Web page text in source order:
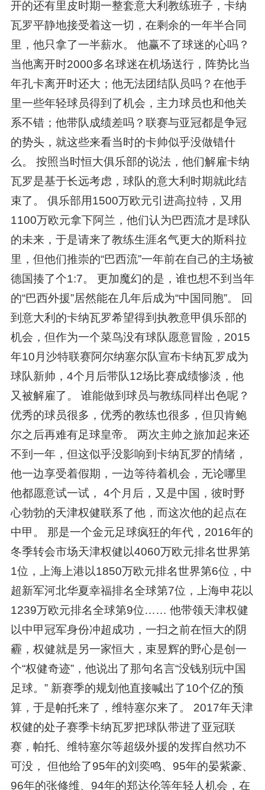
开的还有里皮时期一整套意大利教练班子，卡纳
瓦罗平静地接受着这一切，在剩余的一年半合同
里，他只拿了一半薪水。 他赢不了球迷的心吗？
当他离开时2000多名球迷在机场送行，阵势比当
年孔卡离开时还大；他无法团结队员吗？在他手
里一些年轻球员得到了机会，主力球员也和他关
系不错；他带队成绩差吗？联赛与亚冠都是争冠
的势头，就这些来看当时的卡帅似乎没做错什
么。 按照当时恒大俱乐部的说法，他们解雇卡纳
瓦罗是基于长远考虑，球队的意大利时期就此结
束了。 俱乐部用1500万欧元引进高拉特，又用
1100万欧元拿下阿兰，他们认为巴西流才是球队
的未来，于是请来了教练生涯名气更大的斯科拉
里，但他们推崇的“巴西流”一年前在自己的主场被
德国揍了个1:7。 更加魔幻的是，谁也想不到当年
的“巴西外援”居然能在几年后成为“中国同胞”。 回
到意大利的卡纳瓦罗希望得到执教意甲俱乐部的
机会，但作为一个菜鸟没有球队愿意冒险，2015
年10月沙特联赛阿尔纳塞尔队宣布卡纳瓦罗成为
球队新帅，4个月后带队12场比赛成绩惨淡，他
又被解雇了。 谁能做到球员与教练同样出色呢？
优秀的球员很多，优秀的教练也很多，但贝肯鲍
尔之后再难有足球皇帝。 两次主帅之旅加起来还
不到一年，但这似乎没影响到卡纳瓦罗的情绪，
他一边享受着假期，一边等待着机会，无论哪里
他都愿意试一试， 4个月后，又是中国，彼时野
心勃勃的天津权健联系了他，而这次他的起点在
中甲。 那是一个金元足球疯狂的年代，2016年的
冬季转会市场天津权健以4060万欧元排名世界第
1位，上海上港以1850万欧元排名世界第6位，中
超新军河北华夏幸福排名全球第7位，上海申花以
1239万欧元排名全球第9位…… 他带领天津权健
以中甲冠军身份冲超成功，一扫之前在恒大的阴
霾，权健就是另一家恒大，束昱辉的野心是创一
个“权健奇迹”，他说出了那句名言“没钱别玩中国
足球。” 新赛季的规划他直接喊出了10个亿的预
算，于是帕托来了，维特塞尔来了。 2017年天津
权健的处子赛季卡纳瓦罗把球队带进了亚冠联
赛，帕托、维特塞尔等超级外援的发挥自然功不
可没， 但他给了95年的刘奕鸣、95年的晏紫豪、
96年的张修维、94年的郑达伦等年轻人机会，在